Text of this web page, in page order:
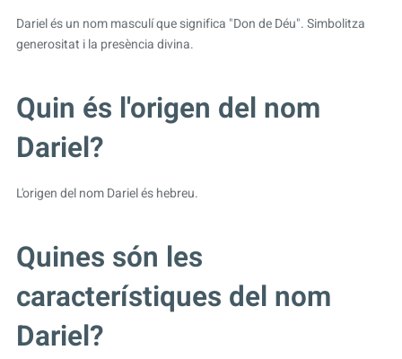
Dariel és un nom masculí que significa "Don de Déu". Simbolitza
generositat i la presència divina.
Quin és l'origen del nom
Dariel?
L'origen del nom Dariel és hebreu.
Quines són les
característiques del nom
Dariel?